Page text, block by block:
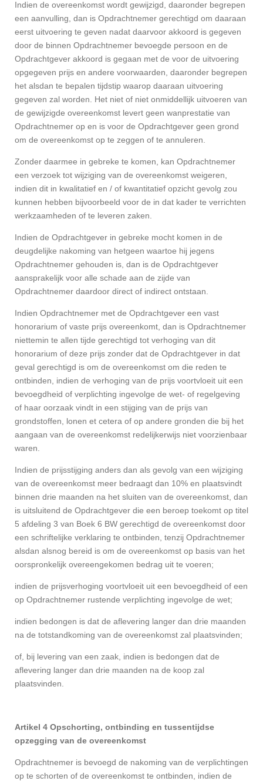
Indien de overeenkomst wordt gewijzigd, daaronder begrepen
een aanvulling, dan is Opdrachtnemer gerechtigd om daaraan
eerst uitvoering te geven nadat daarvoor akkoord is gegeven
door de binnen Opdrachtnemer bevoegde persoon en de
Opdrachtgever akkoord is gegaan met de voor de uitvoering
opgegeven prijs en andere voorwaarden, daaronder begrepen
het alsdan te bepalen tijdstip waarop daaraan uitvoering
gegeven zal worden. Het niet of niet onmiddellijk uitvoeren van
de gewijzigde overeenkomst levert geen wanprestatie van
Opdrachtnemer op en is voor de Opdrachtgever geen grond
om de overeenkomst op te zeggen of te annuleren.
Zonder daarmee in gebreke te komen, kan Opdrachtnemer
een verzoek tot wijziging van de overeenkomst weigeren,
indien dit in kwalitatief en / of kwantitatief opzicht gevolg zou
kunnen hebben bijvoorbeeld voor de in dat kader te verrichten
werkzaamheden of te leveren zaken.
Indien de Opdrachtgever in gebreke mocht komen in de
deugdelijke nakoming van hetgeen waartoe hij jegens
Opdrachtnemer gehouden is, dan is de Opdrachtgever
aansprakelijk voor alle schade aan de zijde van
Opdrachtnemer daardoor direct of indirect ontstaan.
Indien Opdrachtnemer met de Opdrachtgever een vast
honorarium of vaste prijs overeenkomt, dan is Opdrachtnemer
niettemin te allen tijde gerechtigd tot verhoging van dit
honorarium of deze prijs zonder dat de Opdrachtgever in dat
geval gerechtigd is om de overeenkomst om die reden te
ontbinden, indien de verhoging van de prijs voortvloeit uit een
bevoegdheid of verplichting ingevolge de wet- of regelgeving
of haar oorzaak vindt in een stijging van de prijs van
grondstoffen, lonen et cetera of op andere gronden die bij het
aangaan van de overeenkomst redelijkerwijs niet voorzienbaar
waren.
Indien de prijsstijging anders dan als gevolg van een wijziging
van de overeenkomst meer bedraagt dan 10% en plaatsvindt
binnen drie maanden na het sluiten van de overeenkomst, dan
is uitsluitend de Opdrachtgever die een beroep toekomt op titel
5 afdeling 3 van Boek 6 BW gerechtigd de overeenkomst door
een schriftelijke verklaring te ontbinden, tenzij Opdrachtnemer
alsdan alsnog bereid is om de overeenkomst op basis van het
oorspronkelijk overeengekomen bedrag uit te voeren;
indien de prijsverhoging voortvloeit uit een bevoegdheid of een
op Opdrachtnemer rustende verplichting ingevolge de wet;
indien bedongen is dat de aflevering langer dan drie maanden
na de totstandkoming van de overeenkomst zal plaatsvinden;
of, bij levering van een zaak, indien is bedongen dat de
aflevering langer dan drie maanden na de koop zal
plaatsvinden.
Artikel 4 Opschorting, ontbinding en tussentijdse
opzegging van de overeenkomst
Opdrachtnemer is bevoegd de nakoming van de verplichtingen
op te schorten of de overeenkomst te ontbinden, indien de